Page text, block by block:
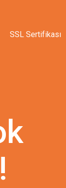
SSL Sertifikası